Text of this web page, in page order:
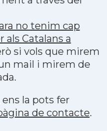
no tenim cap
Catalans a
si vols que mirem
mail i mirem de
la pots fer
de contacte.